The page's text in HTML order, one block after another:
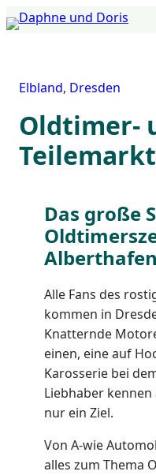
Zum
Inhalt
Elbland, Dresden
Oldtimer-
Teilemarkt
Das große
Alle Fans des
kommen in
Knatternde
einen, eine auf
Karosserie bei
Liebhaber
nur ein Ziel.
Von A-wie
alles zum Thema